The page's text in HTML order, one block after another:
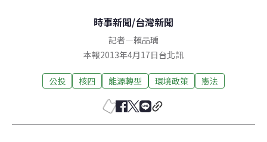
時事新聞/台灣新聞
記者—賴品瑀
本報2013年4月17日台北訊
公投 核四 能源轉型 環境政策 憲法